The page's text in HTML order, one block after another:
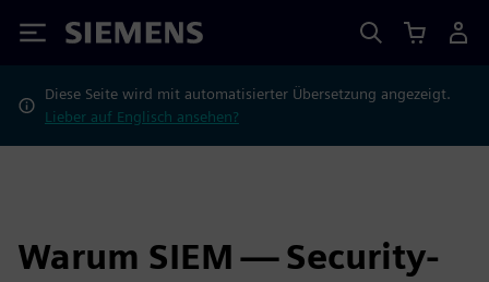
Siemens
Diese Seite wird mit automatisierter Übersetzung angezeigt.
Lieber auf Englisch ansehen?
Warum SIEM — Security-